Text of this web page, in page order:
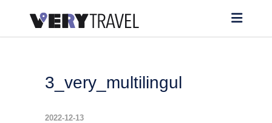
3_very_multilingul
2022-12-13